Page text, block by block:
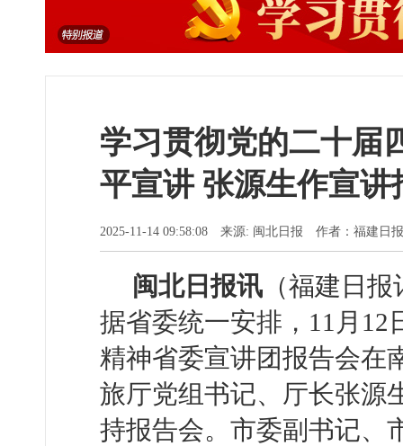
学习贯彻党的二十届
平宣讲 张源生作宣
2025-11-14 09:58:08 来源: 闽北日报 作者：福建日
闽北日报讯 （福建日
据省委统一安排，11月
精神省委宣讲团报告会在
旅厅党组书记、厅长张源
持报告会。市委副书记、